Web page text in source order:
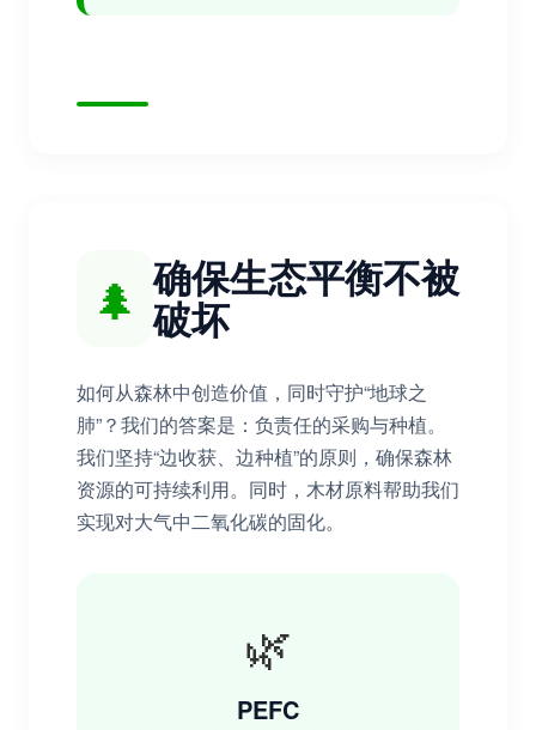
🌲 确保生态平衡不被
破坏
如何从森林中创造价值，同时守护“地球之
肺”？我们的答案是：负责任的采购与种植。
我们坚持“边收获、边种植”的原则，确保森林
资源的可持续利用。同时，木材原料帮助我们
实现对大气中二氧化碳的固化。
🌿
PEFC